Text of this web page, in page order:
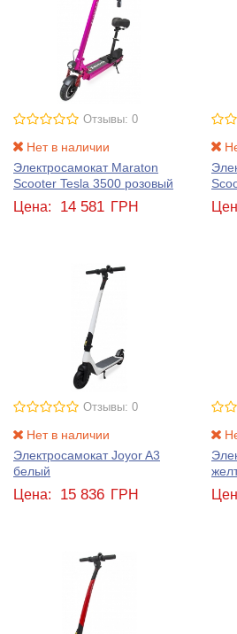
Отзывы: 0
Нет в наличии
Электросамокат Maraton
Scooter Tesla 3500 розовый
Цена: 14 581 ГРН
Отзывы: 0
Нет в наличии
Электросамокат Joyor A3
белый
Цена: 15 836 ГРН